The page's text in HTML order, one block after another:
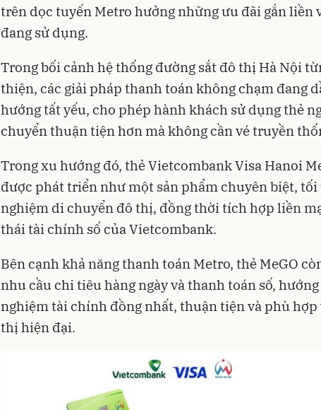
trên dọc tuyến Metro hưởng những ưu đãi gắn liền
đang sử dụng.
Trong bối cảnh hệ thống đường sắt đô thị Hà Nội
thiện, các giải pháp thanh toán không chạm đang
hướng tất yếu, cho phép hành khách sử dụng thẻ
chuyển thuận tiện hơn mà không cần vé truyền
Trong xu hướng đó, thẻ Vietcombank Visa Hanoi
được phát triển như một sản phẩm chuyên biệt,
nghiệm di chuyển đô thị, đồng thời tích hợp liền
thái tài chính số của Vietcombank.
Bên cạnh khả năng thanh toán Metro, thẻ MeGO
nhu cầu chi tiêu hàng ngày và thanh toán số,
nghiệm tài chính đồng nhất, thuận tiện và phù hợp
thị hiện đại.